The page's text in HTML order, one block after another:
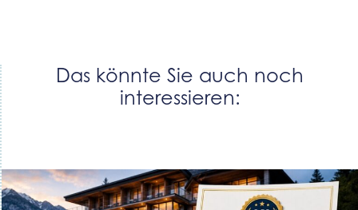
Das könnte Sie auch noch
interessieren: